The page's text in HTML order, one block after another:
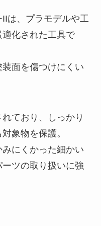
は、プラモデルや工
適化された工具で
面を傷つけにくい
ており、しっかり
象物を保護。
にくかった細かい
ツの取り扱いに強